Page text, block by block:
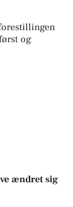
og
ændret sig